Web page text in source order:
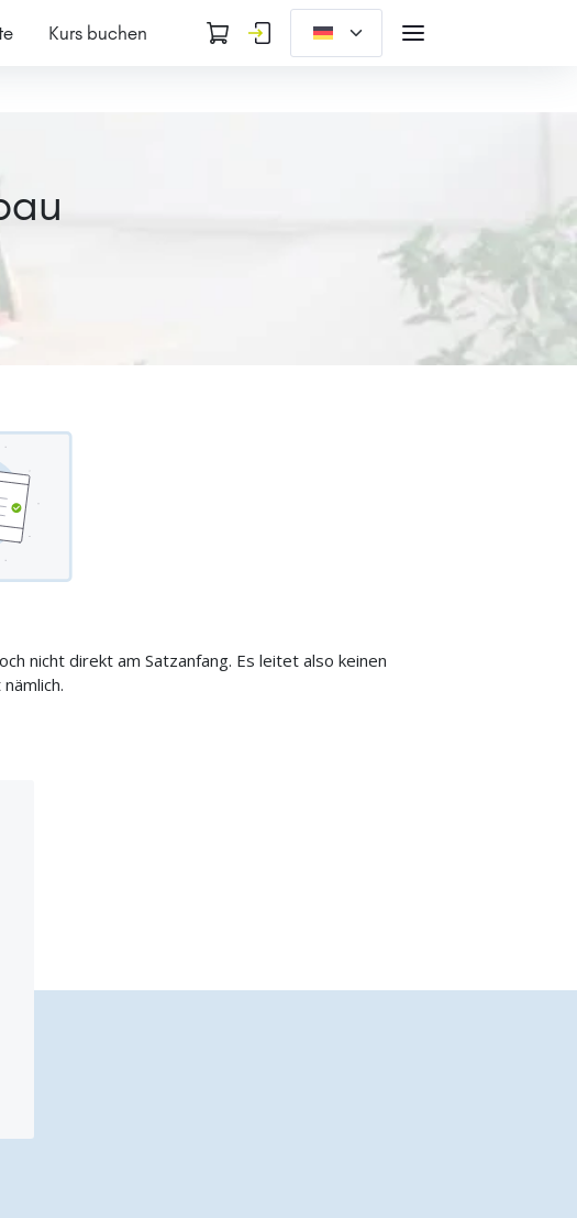
Kurs buchen
nicht direkt am Satzanfang. Es leitet also keinen